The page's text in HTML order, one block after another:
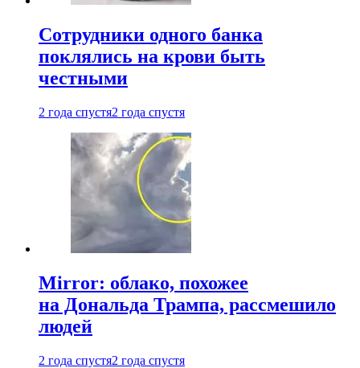
Сотрудники одного банка
поклялись на крови быть
честными
2 года спустя2 года спустя
Mirror: облако, похожее
на Дональда Трампа, рассмешило
людей
2 года спустя2 года спустя